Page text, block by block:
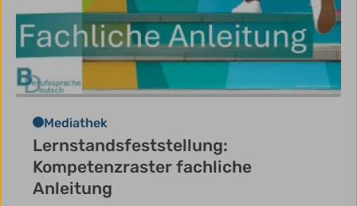
Mediathek
Lernstandsfeststellung:
Kompetenzraster fachliche
Anleitung